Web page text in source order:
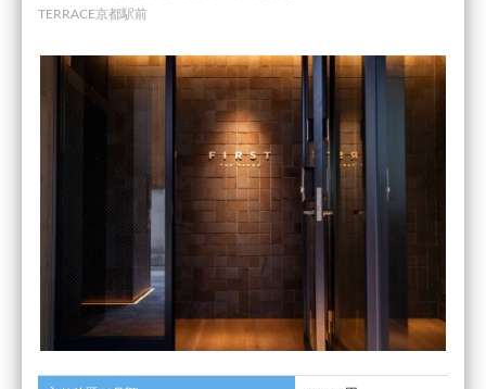
TERRACE京都駅前